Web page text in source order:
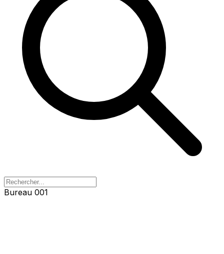
Bureau 001